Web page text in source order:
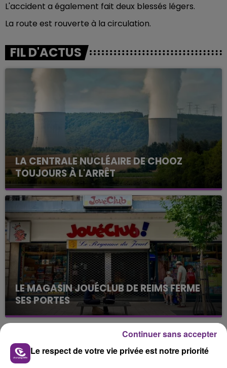
L'accident a également fait deux blessés légers.
La route est rouverte à la circulation.
FIL D'ACTUS
LA CENTRALE NUCLÉAIRE DE CHOOZ
TOUJOURS À L'ARRÊT
Cela fait déjà une semaine que la centrale
nucléaire ardennaise est à l'arrêt. Une situation
justifiée par la sécheresse intense qui est toujours
présente.
LE MAGASIN JOUÉCLUB DE REIMS FERME
SES PORTES
C'était l'une des institutions du centre-ville
rémois. Le magasin JouéClub est contraint de
TITRES DIFFUSÉS
Le respect de votre vie privée est notre priorité
Continuer sans accepter